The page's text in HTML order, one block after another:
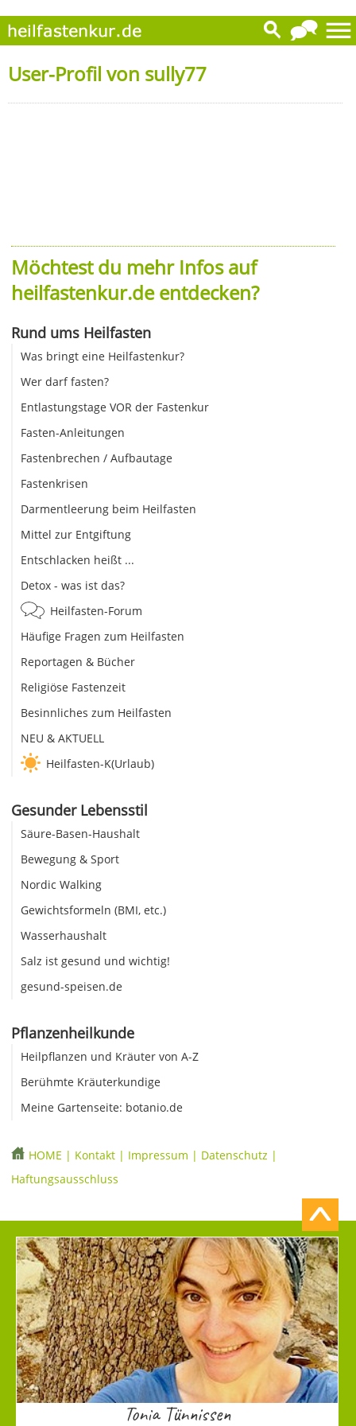
User-Profil von sully77
Möchtest du mehr Infos auf
heilfastenkur.de entdecken?
Rund ums Heilfasten
Was bringt eine Heilfastenkur?
Wer darf fasten?
Entlastungstage VOR der Fastenkur
Fasten-Anleitungen
Fastenbrechen / Aufbautage
Fastenkrisen
Darmentleerung beim Heilfasten
Mittel zur Entgiftung
Entschlacken heißt ...
Detox - was ist das?
Heilfasten-Forum
Häufige Fragen zum Heilfasten
Reportagen & Bücher
Religiöse Fastenzeit
Besinnliches zum Heilfasten
NEU & AKTUELL
Heilfasten-K(Urlaub)
Gesunder Lebensstil
Säure-Basen-Haushalt
Bewegung & Sport
Nordic Walking
Gewichtsformeln (BMI, etc.)
Wasserhaushalt
Salz ist gesund und wichtig!
gesund-speisen.de
Pflanzenheilkunde
Heilpflanzen und Kräuter von A-Z
Berühmte Kräuterkundige
Meine Gartenseite: botanio.de
HOME | Kontakt | Impressum | Datenschutz |
Haftungsausschluss
Tonia Tünnissen